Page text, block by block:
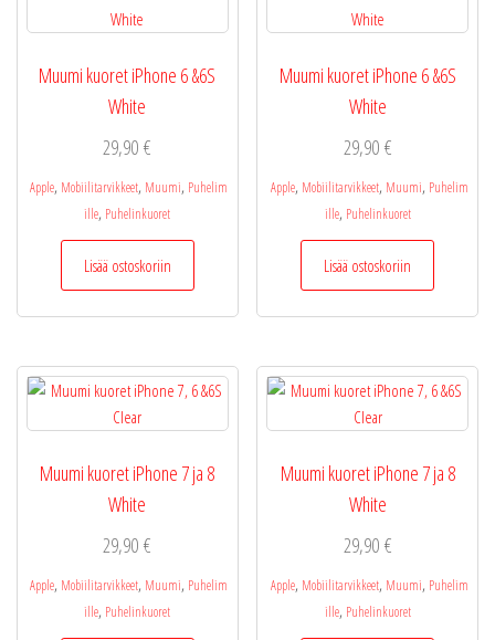
Muumi kuoret iPhone 6 &6S
White
29,90€
Apple, Mobiilitarvikkeet, Muumi, Puhelim
ille, Puhelinkuoret
Lisää ostoskoriin
Muumi kuoret iPhone 6 &6S
White
29,90 €
Apple, Mobiilitarvikkeet, Muumi, Puhelim
ille, Puhelinkuoret
Lisää ostoskoriin
Muumi kuoret iPhone 7 ja 8
White
29,90€
Apple, Mobiilitarvikkeet, Muumi, Puhelim
ille, Puhelinkuoret
Muumi kuoret iPhone 7 ja 8
White
29,90 €
Apple, Mobiilitarvikkeet, Muumi, Puhelim
ille, Puhelinkuoret